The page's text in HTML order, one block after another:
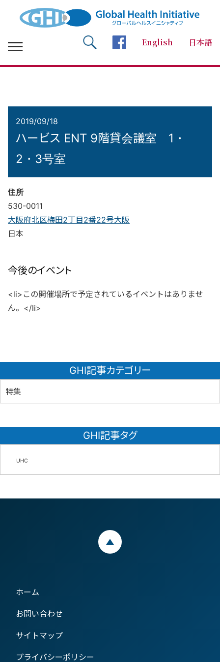
日本語
English
facebookページへ
検索 Search
2019/09/18
ハービス ENT 9階貸会議室 1・
2・3号室
住所
530-0011
大阪府北区梅田2丁目2番22号大阪
日本
今後のイベント
<li>この開催場所で予定されているイベントはありませ
ん。</li>
GHI記事カテゴリー
特集
GHI記事タグ
UHC
ホーム
お問い合わせ
サイトマップ
プライバシーポリシー